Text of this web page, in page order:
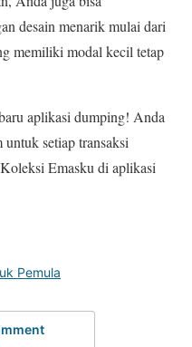
desain menarik mulai dari
memiliki modal kecil tetap
aplikasi dumping! Anda
untuk setiap transaksi
Emasku di aplikasi
Pemula